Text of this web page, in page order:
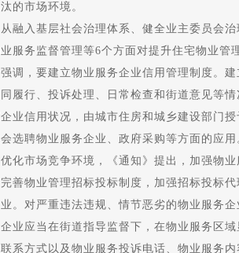
的市场环境。
入基层社会治理体系、健全业主委员会治
服务监督管理等6个方面对提升住宅物业管
，要建立物业服务企业信用管理制度。建
履行、投诉处理、日常检查和街道意见等
业信用状况，由城市住房和城乡建设部门
选聘物业服务企业、政府采购等方面的应用
市场竞争环境，《通知》提出，加强物业
善物业管理招标投标制度，加强招标投标
。对严重违法违规、情节恶劣的物业服务
应当在街道指导监督下，在物业服务区域
系方式以及物业服务投诉电话、物业服务